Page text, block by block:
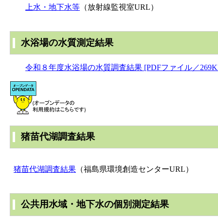
上水・地下水等 （放射線監視室URL）
水浴場の水質測定結果
令和８年度水浴場の水質調査結果 [PDFファイル／
猪苗代湖調査結果
猪苗代湖調査結果 （福島県環境創造センターURL）
公共用水域・地下水の個別測定結果